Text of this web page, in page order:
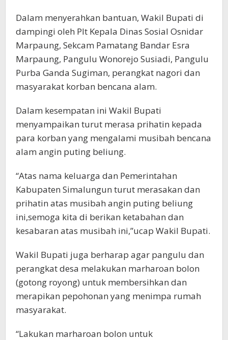
Dalam menyerahkan bantuan, Wakil Bupati di
dampingi oleh Plt Kepala Dinas Sosial Osnidar
Marpaung, Sekcam Pamatang Bandar Esra
Marpaung, Pangulu Wonorejo Susiadi, Pangulu
Purba Ganda Sugiman, perangkat nagori dan
masyarakat korban bencana alam.
Dalam kesempatan ini Wakil Bupati
menyampaikan turut merasa prihatin kepada
para korban yang mengalami musibah bencana
alam angin puting beliung.
“Atas nama keluarga dan Pemerintahan
Kabupaten Simalungun turut merasakan dan
prihatin atas musibah angin puting beliung
ini,semoga kita di berikan ketabahan dan
kesabaran atas musibah ini,”ucap Wakil Bupati.
Wakil Bupati juga berharap agar pangulu dan
perangkat desa melakukan marharoan bolon
(gotong royong) untuk membersihkan dan
merapikan pepohonan yang menimpa rumah
masyarakat.
“Lakukan marharoan bolon untuk